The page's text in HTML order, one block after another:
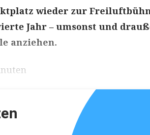
wieder zur
Jahr – umsonst und
anziehen.